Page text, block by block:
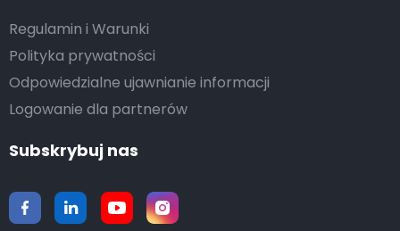
Regulamin i Warunki
Polityka prywatności
Odpowiedzialne ujawnianie informacji
Logowanie dla partnerów
Subskrybuj nas